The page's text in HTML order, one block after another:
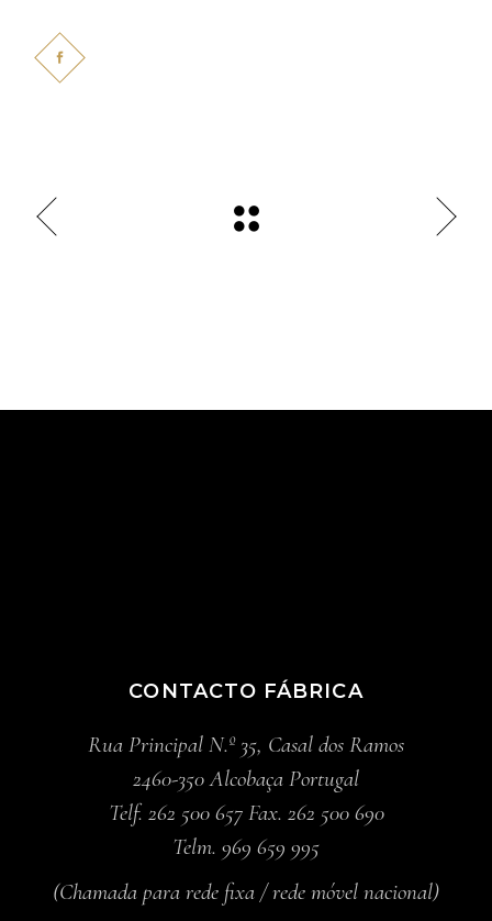
CONTACTO FÁBRICA
Rua Principal N.º 35, Casal dos Ramos
2460-350 Alcobaça Portugal
Telf. 262 500 657 Fax. 262 500 690
Telm. 969 659 995
(Chamada para rede fixa / rede móvel nacional)